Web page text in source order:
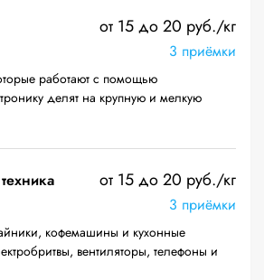
от 15 до 20 руб./кг
3 приёмки
работают с помощью
делят на крупную и мелкую
от 15 до 20 руб./кг
3 приёмки
кофемашины и кухонные
вентиляторы, телефоны и